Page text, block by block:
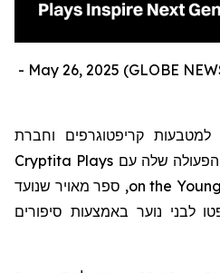
ויקטוריה, איי סיישל, May 26, 2025 (GLOBE NEWSWIRE) -
קריפטוגרפים וחברת
הודיעה על שיתוף הפעולה שלה עם Cryptita Plays
on the Young Learners' Encyclopedia, ספר מאויר שנועד
לבני נוער באמצעות סיפורים